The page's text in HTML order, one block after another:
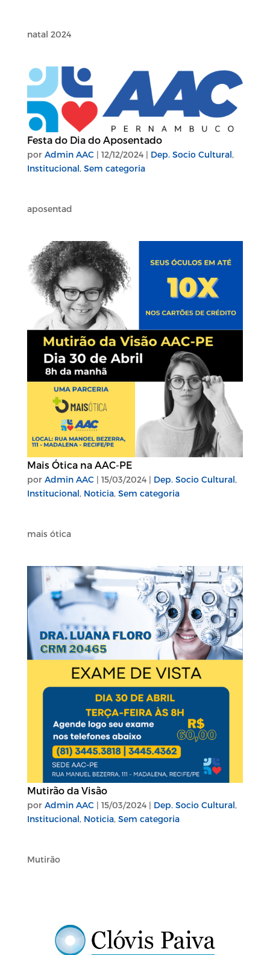
natal 2024
Festa do Dia do Aposentado
por Admin AAC| 12/12/2024| Dep. Socio Cultural,
Institucional, Sem categoria
aposentad
Mais Ótica na AAC-PE
por Admin AAC| 15/03/2024| Dep. Socio Cultural,
Institucional, Noticia, Sem categoria
mais ótica
Mutirão da Visão
por Admin AAC| 15/03/2024| Dep. Socio Cultural,
Institucional, Noticia, Sem categoria
Mutirão